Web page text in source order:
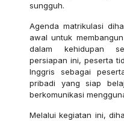
sungguh.
Agenda matrikulasi
awal untuk
dalam kehidupan
persiapan ini, peserta
Inggris sebagai
pribadi yang siap
berkomunikasi
Melalui kegiatan ini,